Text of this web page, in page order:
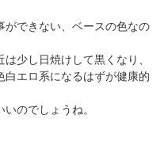
ができない、ベースの色なの
少し日焼けして黒くなり、
白エロ系になるはずが健康的
のでしょうね。